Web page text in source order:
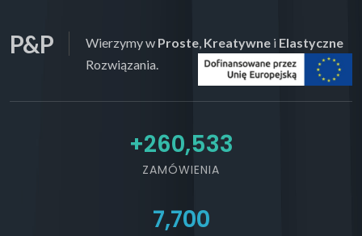
P&P Wierzymy w Proste, Kreatywne i Elastyczne
Rozwiązania.
+292,107
ZAMÓWIENIA
7,700